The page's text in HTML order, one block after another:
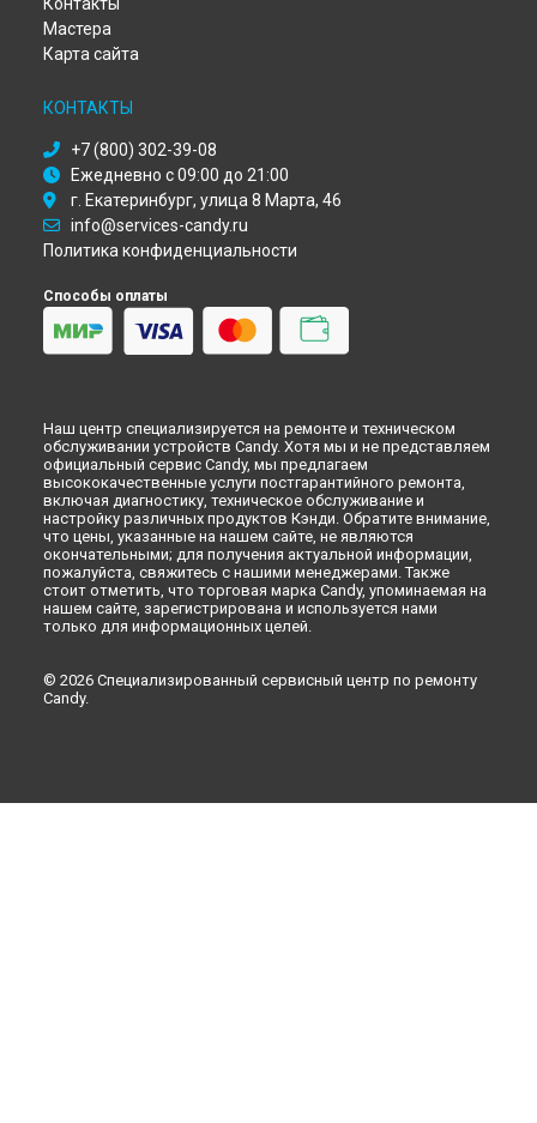
Томске
Ремонт стиральной машины EVOGT 14072D-S Candy в
Тюмени
Иркутске
Самаре
Ремонт стиральной машины EVOGT 14072D-S Candy в
Омске
Ремонт стиральной машины EVOGT 14072D-S Candy в
Красноярске
Перми
Ремонт стиральной машины EVOGT 14072D-S Candy в
Ульяновске
Оренбурге
Ремонт стиральной машины EVOGT 14072D-S Candy в
Кемерово
Ремонт стиральной машины EVOGT 14072D-S Candy в
Новокузнецке
Ремонт стиральной машины EVOGT 14072D-S Candy в
Рязани
Ремонт стиральной машины EVOGT 14072D-S Candy в
Астрахани
Набережных Челнах
Ремонт стиральной машины EVOGT 14072D-S Candy в
Мастера
Карта сайта
КОНТАКТЫ
+7 (800) 302-39-08
Ежедневно с 09:00 до 21:00
г. Екатеринбург, улица 8 Марта, 46
info@services-candy.ru
Политика конфиденциальности
Способы оплаты
Наш центр специализируется на ремонте и техническом
обслуживании устройств Candy. Хотя мы и не представляем
официальный сервис Candy, мы предлагаем
высококачественные услуги постгарантийного ремонта,
включая диагностику, техническое обслуживание и
настройку различных продуктов Кэнди. Обратите внимание,
что цены, указанные на нашем сайте, не являются
окончательными; для получения актуальной информации,
пожалуйста, свяжитесь с нашими менеджерами. Также
стоит отметить, что торговая марка Candy, упоминаемая на
нашем сайте, зарегистрирована и используется нами
только для информационных целей.
© 2026 Специализированный сервисный центр по ремонту
Candy.